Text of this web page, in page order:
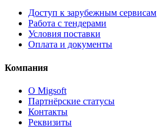
Доступ к зарубежным сервисам
Работа с тендерами
Условия поставки
Оплата и документы
Компания
О Migsoft
Партнёрские статусы
Контакты
Реквизиты